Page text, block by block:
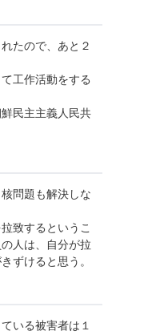
たので、あと２
工作活動をする
民主主義人民共
問題も解決しな
致するというこ
人は、自分が拉
ずけると思う。
いる被害者は１